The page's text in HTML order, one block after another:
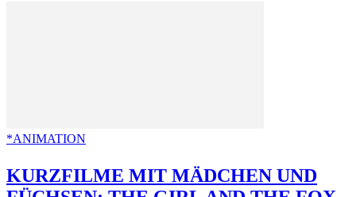
*ANIMATION
KURZFILME MIT MÄDCHEN UND